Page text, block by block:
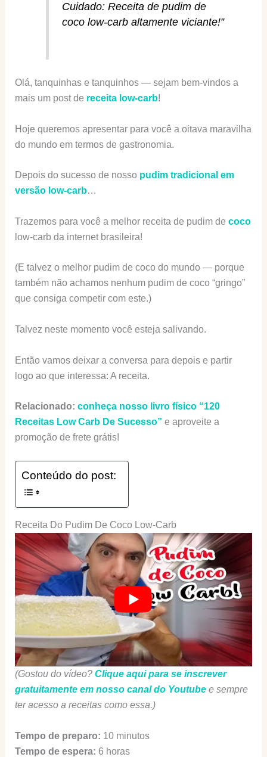
Cuidado: Receita de pudim de
coco low-carb altamente viciante!”
Olá, tanquinhas e tanquinhos — sejam bem-vindos a
mais um post de receita low-carb!
Hoje queremos apresentar para você a oitava maravilha
do mundo em termos de gastronomia.
Depois do sucesso de nosso pudim tradicional em
versão low-carb…
Trazemos para você a melhor receita de pudim de coco
low-carb da internet brasileira!
(E talvez o melhor pudim de coco do mundo — porque
também não achamos nenhum pudim de coco “gringo”
que consiga competir com este.)
Talvez neste momento você esteja salivando.
Então vamos deixar a conversa para depois e partir
logo ao que interessa: A receita.
Relacionado: conheça nosso livro físico “120
Receitas Low Carb De Sucesso” e aproveite a
promoção de frete grátis!
Conteúdo do post:
Receita Do Pudim De Coco Low-Carb
(Gostou do vídeo? Clique aqui para se inscrever
gratuitamente em nosso canal do Youtubee sempre
ter acesso a receitas como essa.)
Tempo de preparo: 10 minutos
Tempo de espera: 6 horas